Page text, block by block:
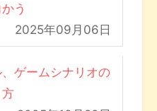
う
2025年09月06日
ゲームシナリオの